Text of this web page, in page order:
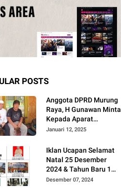
POSTS
Anggota DPRD Murung
Raya, H Gunawan Minta
Kepada Aparat
Berantas judi dan
Instruksi Presiden RI
Januari 12, 2025
Iklan Ucapan Selamat
Natal 25 Desember
2024 & Tahun Baru 1
Januari 2025
Desember 07, 2024